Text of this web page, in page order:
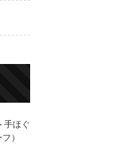
手ほぐ
）